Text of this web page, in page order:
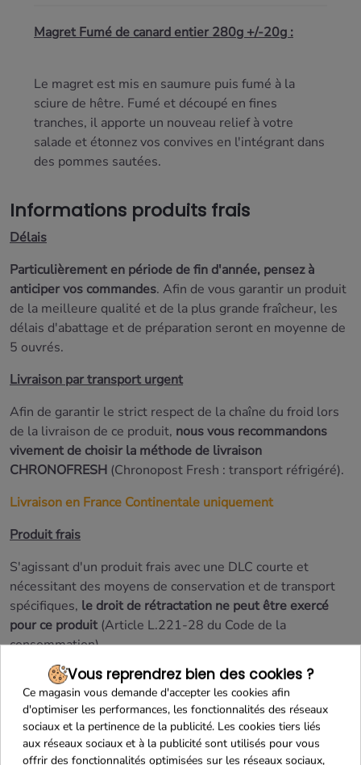
Magret Fumé de canard entier 280g +/-20g :
Le magret est mis en saumure puis fumé à la
sciure de hêtre. Fumé et découpé en fines
tranches, il apporte un nouveau relief à votre
salade et étonnez vos convives en l'intégrant dans
des pommes sautées.
Informations produits frais
Délais
Particulièrement en période de fin d'année, pensez à
anticiper vos commandes. Afin de vous garantir un produit
de la meilleure qualité et de la plus grande fraîcheur, les
délais d'abattage et de préparation seront en moyenne de
5 ouvrés.
Livraison par transport urgent
Afin de garantir le strict respect de la chaîne du froid lors
de la livraison de ce produit, nous vous recommandons
vivement de choisir la méthode de livraison
CHRONOFRESH (Chronopost Fresh : transport réfrigéré).
Livraison en France Continentale uniquement
Produit frais
S'agissant d'un produit frais avec une DLC courte et
nécessitant des moyens de conservation et de transport
spécifiques, le droit de rétractation ne peut être exercé
pour ce produit(Article L.221-28 du Code de la
consommation).
En savoir plusVous reprendrez bien des cookies ?
Ce magasin vous demande d'accepter les cookies afin
d'optimiser les performances, les fonctionnalités des réseaux
sociaux et la pertinence de la publicité. Les cookies tiers liés
aux réseaux sociaux et à la publicité sont utilisés pour vous
offrir des fonctionnalités optimisées sur les réseaux sociaux,